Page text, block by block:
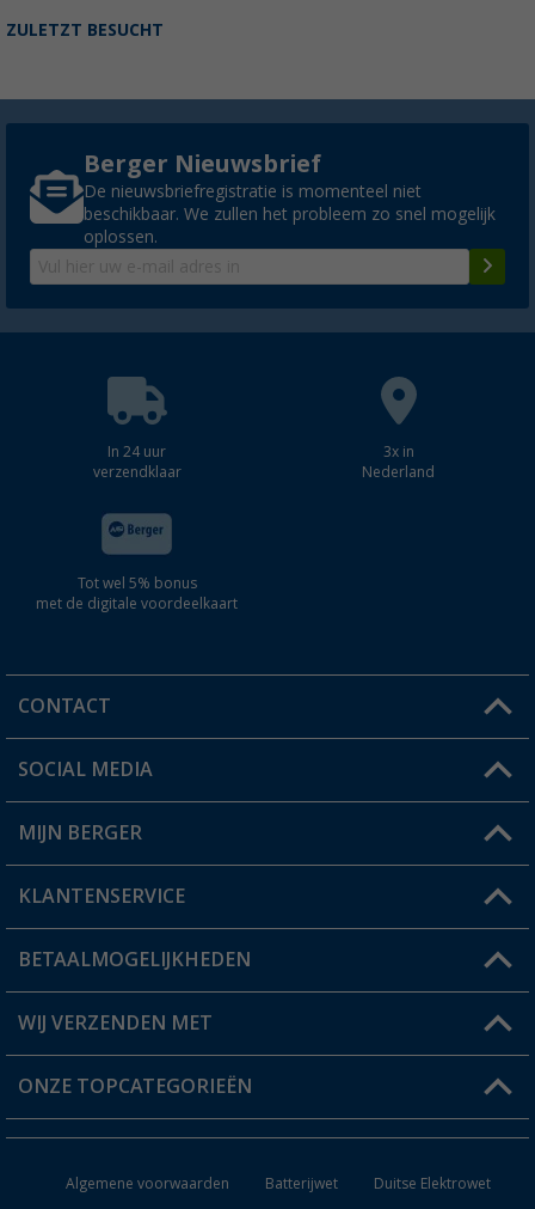
ZULETZT BESUCHT
Berger Nieuwsbrief
De nieuwsbriefregistratie is momenteel niet
beschikbaar. We zullen het probleem zo snel mogelijk
oplossen.
In 24 uur
verzendklaar
3x in
Nederland
Tot wel 5% bonus
met de digitale voordeelkaart
CONTACT
Een vraag?
Winkel vinden
SOCIAL MEDIA
MIJN BERGER
Mijn account
Status bestelling
Verlanglijstje
KLANTENSERVICE
FAQ & Contact
Verzendinformatie
Catalogus
BETAALMOGELIJKHEDEN
WIJ VERZENDEN MET
ONZE TOPCATEGORIEËN
Algemene voorwaarden Batterijwet
Duitse Elektrowet